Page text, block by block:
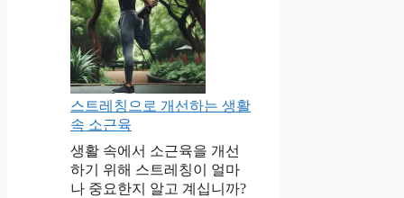
스트레칭으로 개선하는 생활
속 소근육
생활 속에서 소근육을 개선
하기 위해 스트레칭이 얼마
나 중요한지 알고 계십니까?